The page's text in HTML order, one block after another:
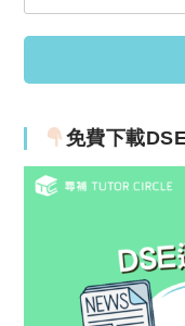
免費下載